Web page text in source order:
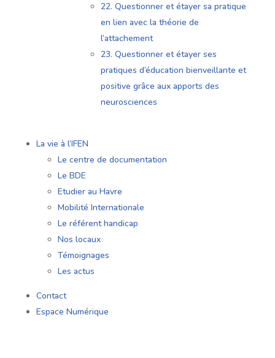
22. Questionner et étayer sa pratique
en lien avec la théorie de
l’attachement
23. Questionner et étayer ses
pratiques d’éducation bienveillante et
positive grâce aux apports des
neurosciences
La vie à l’IFEN
Le centre de documentation
Le BDE
Etudier au Havre
Mobilité Internationale
Le référent handicap
Nos locaux
Témoignages
Les actus
Contact
Espace Numérique